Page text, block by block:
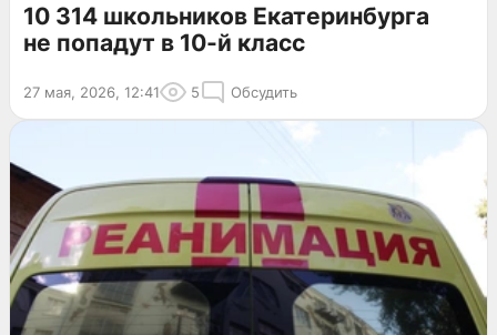
10 314 школьников Екатеринбурга
не попадут в 10-й класс
27 мая, 2026, 12:41 5 Обсудить